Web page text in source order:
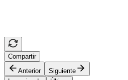
Compartir
Anterior
Siguiente